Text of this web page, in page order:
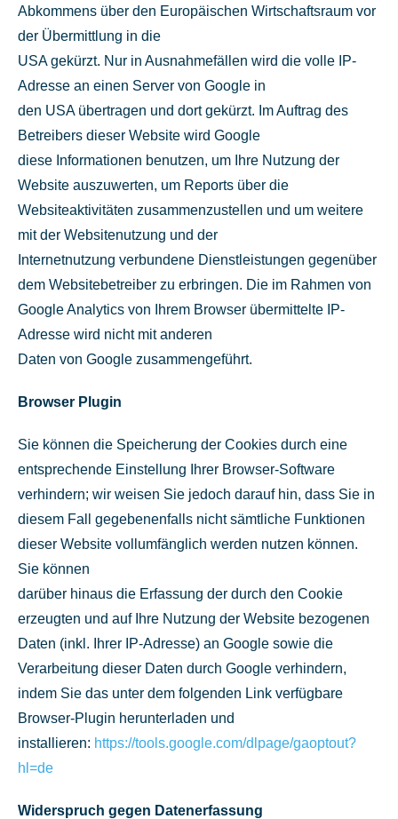
Abkommens über den Europäischen Wirtschaftsraum vor
der Übermittlung in die
USA gekürzt. Nur in Ausnahmefällen wird die volle IP-
Adresse an einen Server von Google in
den USA übertragen und dort gekürzt. Im Auftrag des
Betreibers dieser Website wird Google
diese Informationen benutzen, um Ihre Nutzung der
Website auszuwerten, um Reports über die
Websiteaktivitäten zusammenzustellen und um weitere
mit der Websitenutzung und der
Internetnutzung verbundene Dienstleistungen gegenüber
dem Websitebetreiber zu erbringen. Die im Rahmen von
Google Analytics von Ihrem Browser übermittelte IP-
Adresse wird nicht mit anderen
Daten von Google zusammengeführt.
Browser Plugin
Sie können die Speicherung der Cookies durch eine
entsprechende Einstellung Ihrer Browser-Software
verhindern; wir weisen Sie jedoch darauf hin, dass Sie in
diesem Fall gegebenenfalls nicht sämtliche Funktionen
dieser Website vollumfänglich werden nutzen können.
Sie können
darüber hinaus die Erfassung der durch den Cookie
erzeugten und auf Ihre Nutzung der Website bezogenen
Daten (inkl. Ihrer IP-Adresse) an Google sowie die
Verarbeitung dieser Daten durch Google verhindern,
indem Sie das unter dem folgenden Link verfügbare
Browser-Plugin herunterladen und
installieren: https://tools.google.com/dlpage/gaoptout?
hl=de
Widerspruch gegen Datenerfassung